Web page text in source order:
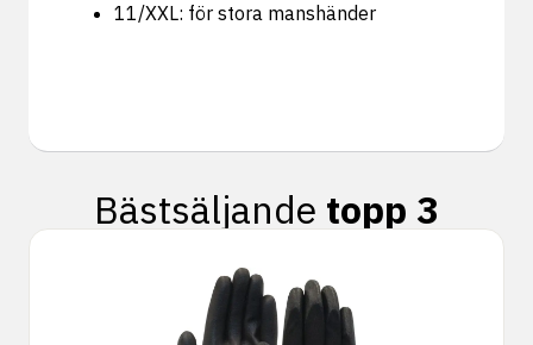
11/XXL: för stora manshänder
Bästsäljande topp 3